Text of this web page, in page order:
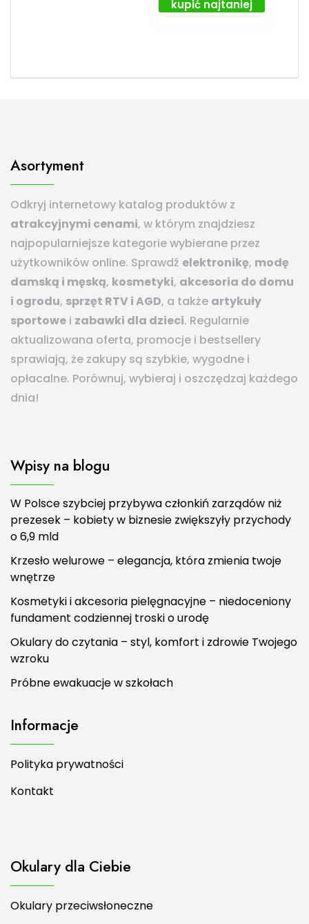
kupić najtaniej
Asortyment
Odkryj internetowy katalog produktów z
atrakcyjnymi cenami, w którym znajdziesz
najpopularniejsze kategorie wybierane przez
użytkowników online. Sprawdź elektronikę, modę
damską i męską, kosmetyki, akcesoria do domu
i ogrodu, sprzęt RTV i AGD, a także artykuły
sportowe i zabawki dla dzieci. Regularnie
aktualizowana oferta, promocje i bestsellery
sprawiają, że zakupy są szybkie, wygodne i
opłacalne. Porównuj, wybieraj i oszczędzaj każdego
dnia!
Wpisy na blogu
W Polsce szybciej przybywa członkiń zarządów niż
prezesek – kobiety w biznesie zwiększyły przychody
o 6,9 mld
Krzesło welurowe – elegancja, która zmienia twoje
wnętrze
Kosmetyki i akcesoria pielęgnacyjne – niedoceniony
fundament codziennej troski o urodę
Okulary do czytania – styl, komfort i zdrowie Twojego
wzroku
Próbne ewakuacje w szkołach
Informacje
Polityka prywatności
Kontakt
Okulary dla Ciebie
Okulary przeciwsłoneczne